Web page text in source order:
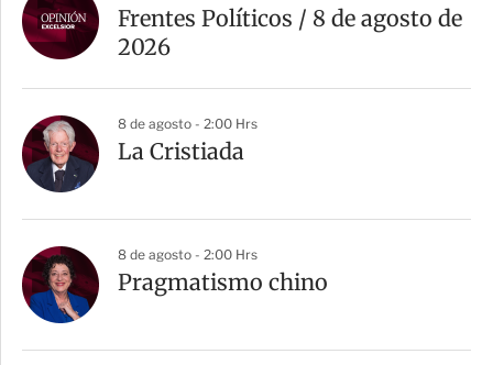
Frentes Políticos / 8 de agosto de
2026
8 de agosto - 2:00 Hrs
La Cristiada
8 de agosto - 2:00 Hrs
Pragmatismo chino